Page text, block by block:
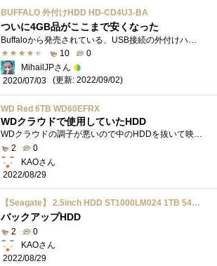
BUFFALO 外付けHDD HD-CD4U3-BA
ついに4GB品がここまで安くなった
10
0
MihailJPさん
2020/07/03
(更新: 2022/09/02)
WD Red 6TB WD60EFRX
WDクラウドで使用していたHDD
WDクラウドの調子が悪いので中のHDDを抜いて映像データ用で使用しています。
2
0
KAOさん
2022/08/29
【Seagate】 2.5inch HDD ST1000LM024 1TB 5400rpm S-ATA2 9.5ｍｍ
バックアップHDD
2
0
KAOさん
2022/08/29